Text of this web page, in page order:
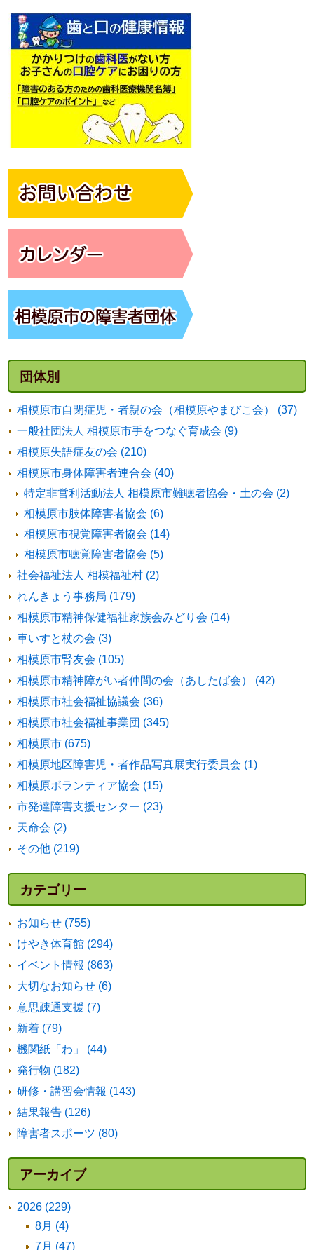
団体別
相模原市自閉症児・者親の会（相模原やまびこ会） (37)
一般社団法人 相模原市手をつなぐ育成会 (9)
相模原失語症友の会 (210)
相模原市身体障害者連合会 (40)
特定非営利活動法人 相模原市難聴者協会・土の会 (2)
相模原市肢体障害者協会 (6)
相模原市視覚障害者協会 (14)
相模原市聴覚障害者協会 (5)
社会福祉法人 相模福祉村 (2)
れんきょう事務局 (179)
相模原市精神保健福祉家族会みどり会 (14)
車いすと杖の会 (3)
相模原市腎友会 (105)
相模原市精神障がい者仲間の会（あしたば会） (42)
相模原市社会福祉協議会 (36)
相模原市社会福祉事業団 (345)
相模原市 (675)
相模原地区障害児・者作品写真展実行委員会 (1)
相模原ボランティア協会 (15)
市発達障害支援センター (23)
天命会 (2)
その他 (219)
カテゴリー
お知らせ (755)
けやき体育館 (294)
イベント情報 (863)
大切なお知らせ (6)
意思疎通支援 (7)
新着 (79)
機関紙「わ」 (44)
発行物 (182)
研修・講習会情報 (143)
結果報告 (126)
障害者スポーツ (80)
アーカイブ
2026 (229)
8月 (4)
7月 (47)